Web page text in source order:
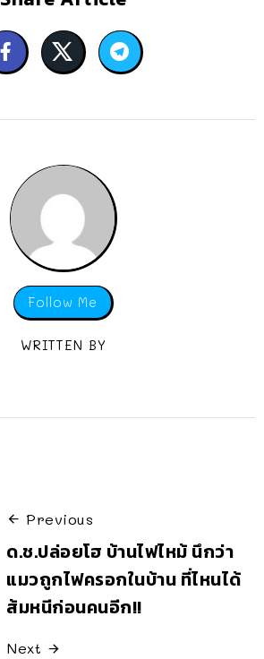
Follow Me
WRITTEN BY
Previous
ด.ช.ปล่อยโฮ บ้านไฟไหม้ นึกว่า
แมวถูกไฟครอกในบ้าน ที่ไหนได้
ส้มหนีก่อนคนอีก!!
Next